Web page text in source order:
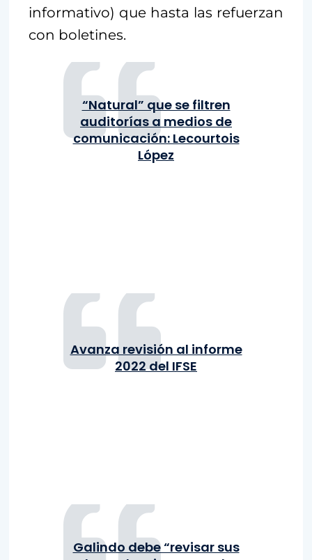
informativo) que hasta las refuerzan
con boletines.
“Natural” que se filtren
auditorías a medios de
comunicación: Lecourtois
López
Avanza revisión al informe
2022 del IFSE
Galindo debe “revisar sus